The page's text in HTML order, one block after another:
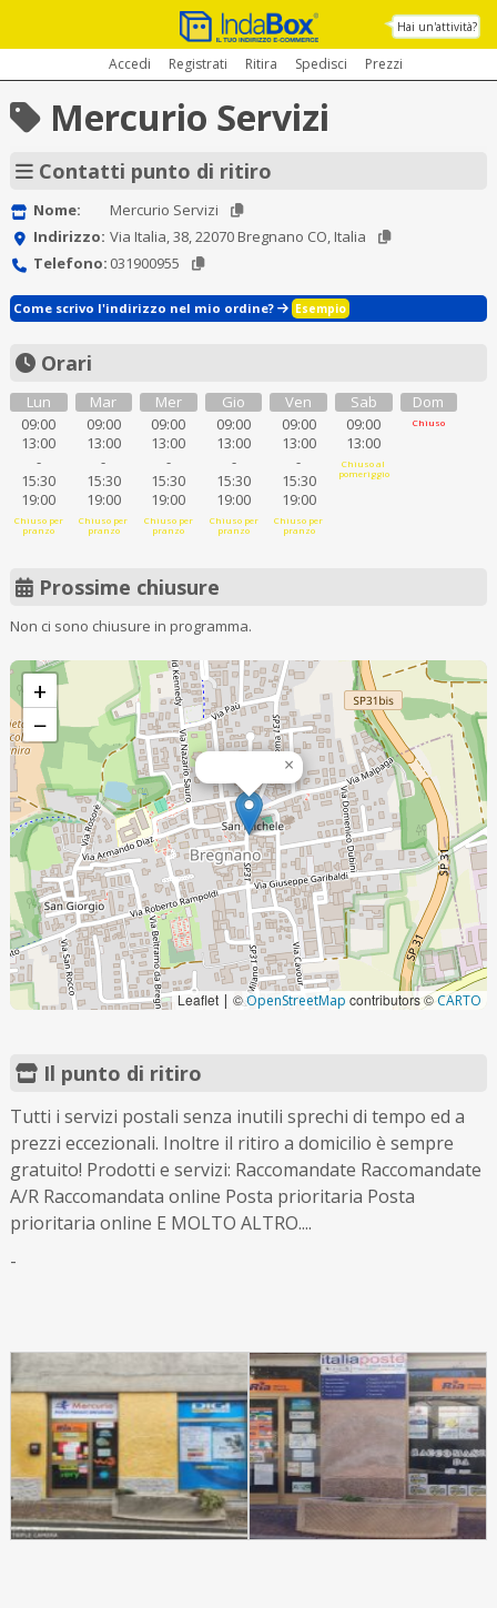
Hai un'attività?
Accedi Registrati Ritira Spedisci Prezzi
Mercurio Servizi
Contatti punto di ritiro
Nome:
Mercurio Servizi
Indirizzo: Via Italia, 38, 22070 Bregnano CO, Italia
Telefono: 031900955
Come scrivo l'indirizzo nel mio ordine? Esempio
Orari
Lun
09:00
13:00
-
15:30
19:00
Chiuso per
pranzo
Mar
09:00
13:00
-
15:30
19:00
Chiuso per
pranzo
Mer
09:00
13:00
-
15:30
19:00
Chiuso per
pranzo
Gio
09:00
13:00
-
15:30
19:00
Chiuso per
pranzo
Ven
09:00
13:00
-
15:30
19:00
Chiuso per
pranzo
Sab
09:00
13:00
Chiuso al
pomeriggio
Dom
Chiuso
Prossime chiusure
Non ci sono chiusure in programma.
×
+
−
Leaflet | ©OpenStreetMap contributors ©CARTO
Il punto di ritiro
Tutti i servizi postali senza inutili sprechi di tempo ed a
prezzi eccezionali. Inoltre il ritiro a domicilio è sempre
gratuito! Prodotti e servizi: Raccomandate Raccomandate
A/R Raccomandata online Posta prioritaria Posta
prioritaria online E MOLTO ALTRO....
-